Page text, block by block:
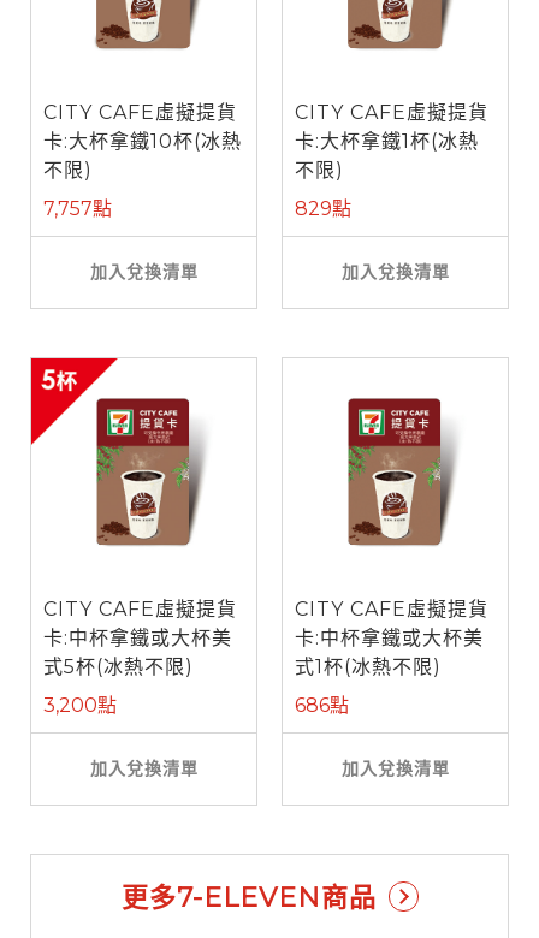
CITY CAFE虛擬提貨
卡:大杯拿鐵10杯(冰熱
不限)
7,757點
加入兌換清單
CITY CAFE虛擬提貨
卡:大杯拿鐵1杯(冰熱
不限)
829點
加入兌換清單
CITY CAFE虛擬提貨
卡:中杯拿鐵或大杯美
式5杯(冰熱不限)
3,200點
加入兌換清單
CITY CAFE虛擬提貨
卡:中杯拿鐵或大杯美
式1杯(冰熱不限)
686點
加入兌換清單
更多7-ELEVEN商品